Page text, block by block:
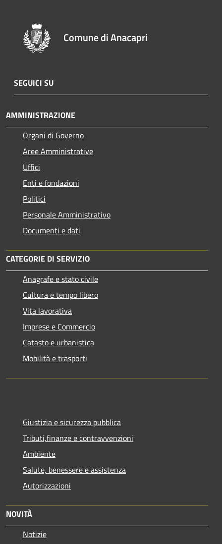
Comune di Anacapri
SEGUICI SU
AMMINISTRAZIONE
Organi di Governo
Aree Amministrative
Uffici
Enti e fondazioni
Politici
Personale Amministrativo
Documenti e dati
CATEGORIE DI SERVIZIO
Anagrafe e stato civile
Cultura e tempo libero
Vita lavorativa
Imprese e Commercio
Catasto e urbanistica
Mobilità e trasporti
Giustizia e sicurezza pubblica
Tributi,finanze e contravvenzioni
Ambiente
Salute, benessere e assistenza
Autorizzazioni
NOVITÀ
Notizie